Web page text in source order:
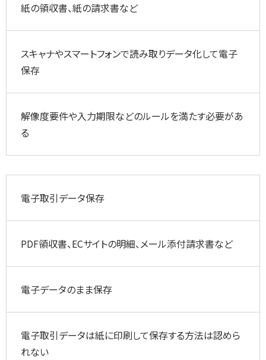
紙の領収書、紙の請求書など
スキャナやスマートフォンで読み取りデータ化して電子
保存
解像度要件や入力期限などのルールを満たす必要があ
る
電子取引データ保存
PDF領収書、ECサイトの明細、メール添付請求書など
電子データのまま保存
電子取引データは紙に印刷して保存する方法は認めら
れない